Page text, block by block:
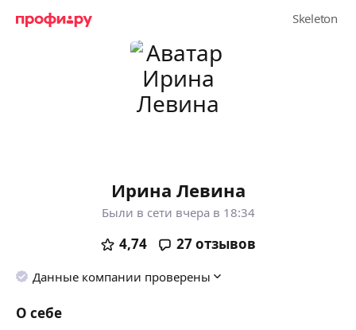
Ирина Левина
Были в сети вчера в 18:34
4,74 27отзывов
Данные компании проверены
О себе